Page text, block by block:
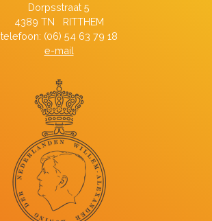
Dorpsstraat 5
4389 TN RITTHEM
telefoon: (06) 54 63 79 18
e-mail